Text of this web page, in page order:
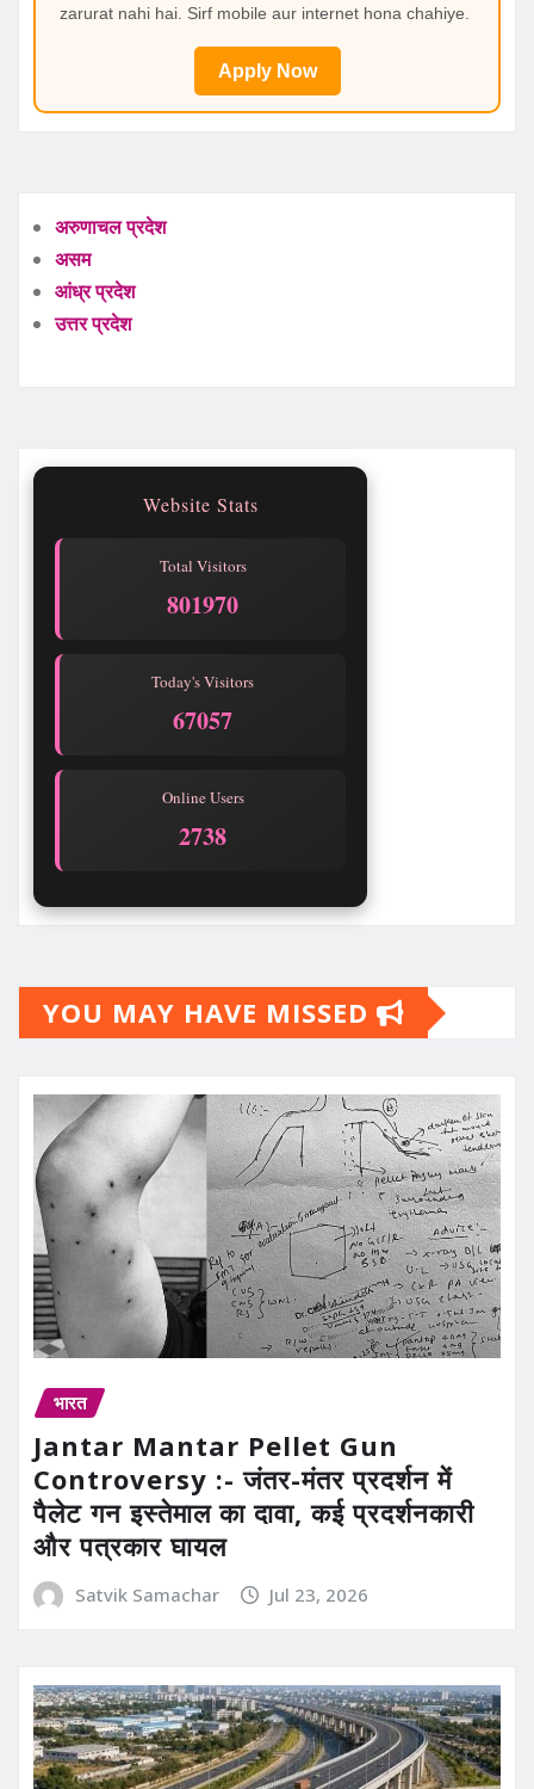
zarurat nahi hai. Sirf mobile aur internet hona chahiye.
Apply Now
अरुणाचल प्रदेश
असम
आंध्र प्रदेश
उत्तर प्रदेश
Website Stats
Total Visitors
801970
Today's Visitors
67057
Online Users
2738
YOU MAY HAVE MISSED
भारत
Jantar Mantar Pellet Gun
Controversy :- जंतर-मंतर प्रदर्शन में
पैलेट गन इस्तेमाल का दावा, कई प्रदर्शनकारी
और पत्रकार घायल
Satvik Samachar Jul 23, 2026